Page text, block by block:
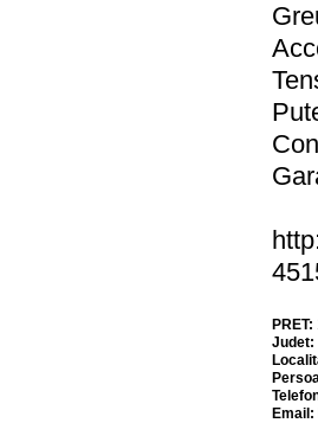
PRET:
Judet:
Email: